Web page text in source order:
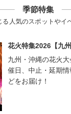
季節特集
る人気のスポットやイ
花火特集2026【九州
九州・沖縄の花火
催日、中止・延期
どをお届け！